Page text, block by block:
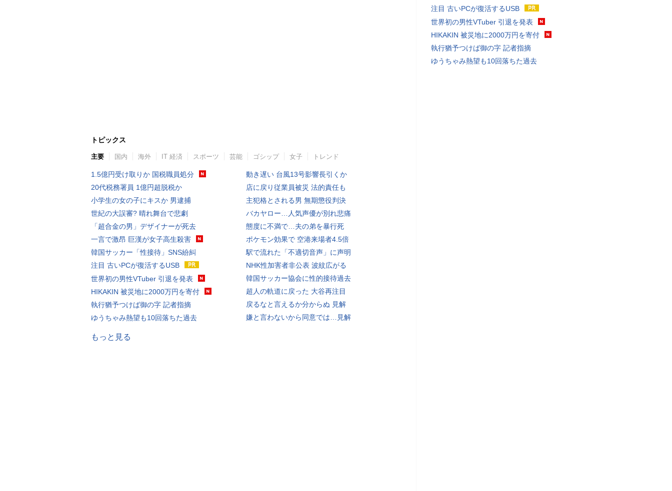
トピックス
主要 国内 海外 IT 経済 スポーツ 芸能 ゴシップ 女子 トレンド
1.5億円受け取りか 国税職員処分
20代税務署員 1億円超脱税か
小学生の女の子にキスか 男逮捕
世紀の大誤審? 晴れ舞台で悲劇
「超合金の男」デザイナーが死去
一言で激昂 巨漢が女子高生殺害
韓国サッカー「性接待」SNS紛糾
注目 古いPCが復活するUSB
世界初の男性VTuber 引退を発表
HIKAKIN 被災地に2000万円を寄付
執行猶予つけば御の字 記者指摘
ゆうちゃみ熱望も10回落ちた過去
動き遅い 台風13号影響長引くか
店に戻り従業員被災 法的責任も
主犯格とされる男 無期懲役判決
バカヤロー…人気声優が別れ悲痛
態度に不満で…夫の弟を暴行死
ポケモン効果で 空港来場者4.5倍
駅で流れた「不適切音声」に声明
NHK性加害者非公表 波紋広がる
韓国サッカー協会に性的接待過去
超人の軌道に戻った 大谷再注目
戻るなと言えるか分からぬ 見解
嫌と言わないから同意では…見解
もっと見る
注目 古いPCが復活するUSB
世界初の男性VTuber 引退を発表
HIKAKIN 被災地に2000万円を寄付
執行猶予つけば御の字 記者指摘
ゆうちゃみ熱望も10回落ちた過去